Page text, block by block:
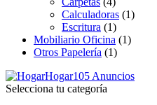
Calculadoras (1)
Escritura (1)
Mobiliario Oficina (1)
Otros Papelería (1)
Hogar105 Anuncios
Selecciona tu categoría